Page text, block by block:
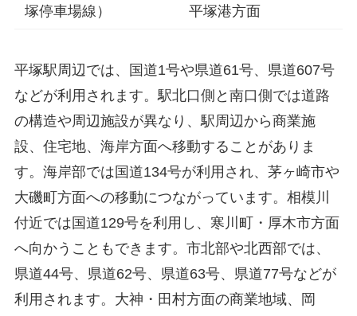
塚停車場線）
平塚港方面
平塚駅周辺では、国道1号や県道61号、県道607号
などが利用されます。駅北口側と南口側では道路
の構造や周辺施設が異なり、駅周辺から商業施
設、住宅地、海岸方面へ移動することがありま
す。海岸部では国道134号が利用され、茅ヶ崎市や
大磯町方面への移動につながっています。相模川
付近では国道129号を利用し、寒川町・厚木市方面
へ向かうこともできます。市北部や北西部では、
県道44号、県道62号、県道63号、県道77号などが
利用されます。大神・田村方面の商業地域、岡